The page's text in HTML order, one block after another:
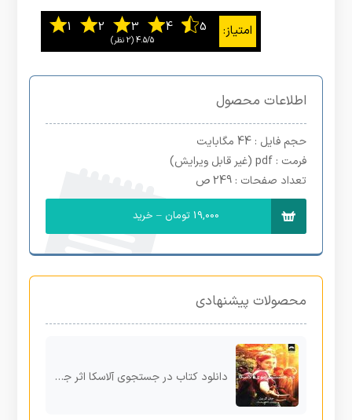
4.5/5
اطلاعات محصول
حجم فایل : 44 مگابایت
فرمت : pdf (غیر قابل ویرایش)
تعداد صفحات : 249 ص
19,000 تومان – خرید
محصولات پیشنهادی
دانلود کتاب در جستجوی آلاسکا اثر جان گرین pdf